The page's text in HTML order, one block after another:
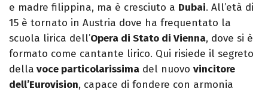
e madre filippina, ma è cresciuto a Dubai. All’età di
15 è tornato in Austria dove ha frequentato la
scuola lirica dell’Opera di Stato di Vienna, dove si è
formato come cantante lirico. Qui risiede il segreto
della voce particolarissima del nuovo vincitore
dell’Eurovision, capace di fondere con armonia